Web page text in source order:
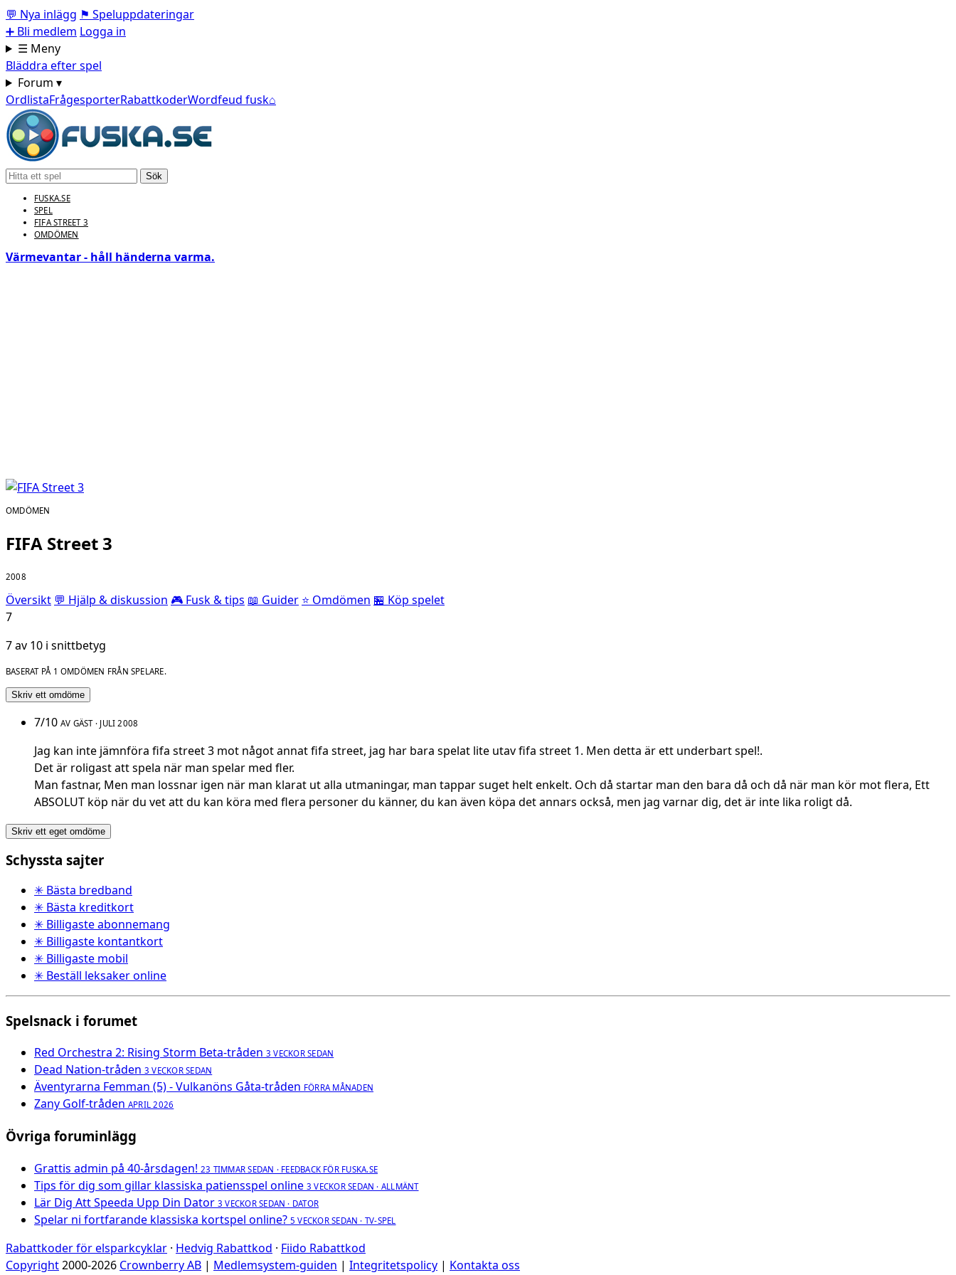
💬 Nya inlägg ⚑ Speluppdateringar
➕ Bli medlem Logga in
☰ Meny
Bläddra efter spel
Forum ▾
OrdlistaFrågesporterRabattkoderWordfeud fusk⌂
Sök
FUSKA.SE
SPEL
FIFA STREET 3
OMDÖMEN
Värmevantar - håll händerna varma.
OMDÖMEN
FIFA Street 3
2008
Översikt 💬 Hjälp & diskussion 🎮 Fusk & tips 📖 Guider ⭐ Omdömen 🏪 Köp spelet
7
7 av 10 i snittbetyg
BASERAT PÅ 1 OMDÖMEN FRÅN SPELARE.
Skriv ett omdöme
7/10 AV GÄST · JULI 2008
Jag kan inte jämnföra fifa street 3 mot något annat fifa street, jag har bara spelat lite utav fifa street 1. Men detta är ett underbart spel!.
Det är roligast att spela när man spelar med fler.
Man fastnar, Men man lossnar igen när man klarat ut alla utmaningar, man tappar suget helt enkelt. Och då startar man den bara då och då när man kör mot flera, Ett
ABSOLUT köp när du vet att du kan köra med flera personer du känner, du kan även köpa det annars också, men jag varnar dig, det är inte lika roligt då.
Skriv ett eget omdöme
Schyssta sajter
✳ Bästa bredband
✳ Bästa kreditkort
✳ Billigaste abonnemang
✳ Billigaste kontantkort
✳ Billigaste mobil
✳ Beställ leksaker online
Spelsnack i forumet
Red Orchestra 2: Rising Storm Beta-tråden 3 VECKOR SEDAN
Dead Nation-tråden 3 VECKOR SEDAN
Äventyrarna Femman (5) - Vulkanöns Gåta-tråden FÖRRA MÅNADEN
Zany Golf-tråden APRIL 2026
Övriga foruminlägg
Grattis admin på 40-årsdagen! 23 TIMMAR SEDAN · FEEDBACK FÖR FUSKA.SE
Tips för dig som gillar klassiska patiensspel online 3 VECKOR SEDAN · ALLMÄNT
Lär Dig Att Speeda Upp Din Dator 3 VECKOR SEDAN · DATOR
Spelar ni fortfarande klassiska kortspel online? 5 VECKOR SEDAN · TV-SPEL
Rabattkoder för elsparkcyklar · Hedvig Rabattkod · Fiido Rabattkod
Copyright2000-2026 Crownberry AB | Medlemsystem-guiden | Integritetspolicy | Kontakta oss